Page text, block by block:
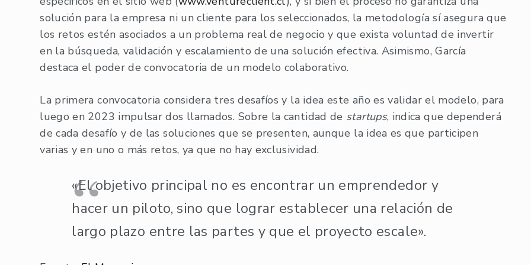
solución para la empresa ni un cliente para los seleccionados, la metodología sí asegura que
los retos estén asociados a un problema real de negocio y que exista voluntad de invertir
en la búsqueda, validación y escalamiento de una solución efectiva. Asimismo, García
destaca el poder de convocatoria de un modelo colaborativo.
La primera convocatoria considera tres desafíos y la idea este año es validar el modelo, para
luego en 2023 impulsar dos llamados. Sobre la cantidad de startups, indica que dependerá
de cada desafío y de las soluciones que se presenten, aunque la idea es que participen
varias y en uno o más retos, ya que no hay exclusividad.
«El objetivo principal no es encontrar un emprendedor y
hacer un piloto, sino que lograr establecer una relación de
largo plazo entre las partes y que el proyecto escale».